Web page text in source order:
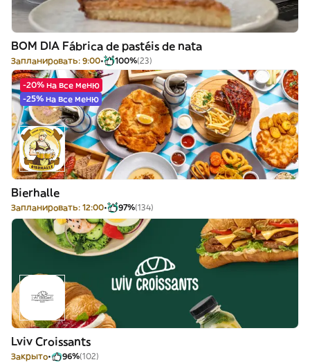
BOM DIA Fábrica de pastéis de nata
Запланировать: 9:00 100%(23)
-20% на все меню
-25% на все меню
Bierhalle
Запланировать: 12:00 97%(134)
Lviv Croissants
Закрыто 96%(102)